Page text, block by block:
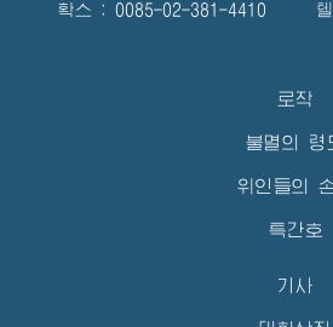
확스 : 0085-02-381-4410 텔
로작
불멸의 령
위인들의
특간호
기사